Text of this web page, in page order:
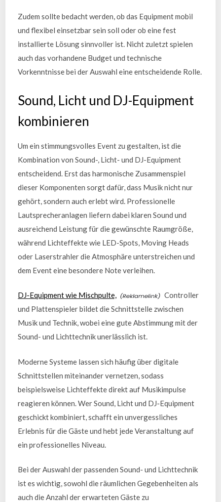
Zudem sollte bedacht werden, ob das Equipment mobil
und flexibel einsetzbar sein soll oder ob eine fest
installierte Lösung sinnvoller ist. Nicht zuletzt spielen
auch das vorhandene Budget und technische
Vorkenntnisse bei der Auswahl eine entscheidende Rolle.
Sound, Licht und DJ-Equipment
kombinieren
Um ein stimmungsvolles Event zu gestalten, ist die
Kombination von Sound-, Licht- und DJ-Equipment
entscheidend. Erst das harmonische Zusammenspiel
dieser Komponenten sorgt dafür, dass Musik nicht nur
gehört, sondern auch erlebt wird. Professionelle
Lautsprecheranlagen liefern dabei klaren Sound und
ausreichend Leistung für die gewünschte Raumgröße,
während Lichteffekte wie LED-Spots, Moving Heads
oder Laserstrahler die Atmosphäre unterstreichen und
dem Event eine besondere Note verleihen.
DJ-Equipment wie Mischpulte,
Controller
und Plattenspieler bildet die Schnittstelle zwischen
Musik und Technik, wobei eine gute Abstimmung mit der
Sound- und Lichttechnik unerlässlich ist.
Moderne Systeme lassen sich häufig über digitale
Schnittstellen miteinander vernetzen, sodass
beispielsweise Lichteffekte direkt auf Musikimpulse
reagieren können. Wer Sound, Licht und DJ-Equipment
geschickt kombiniert, schafft ein unvergessliches
Erlebnis für die Gäste und hebt jede Veranstaltung auf
ein professionelles Niveau.
Bei der Auswahl der passenden Sound- und Lichttechnik
ist es wichtig, sowohl die räumlichen Gegebenheiten als
auch die Anzahl der erwarteten Gäste zu